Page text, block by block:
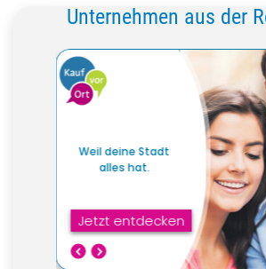
Unternehmen aus der